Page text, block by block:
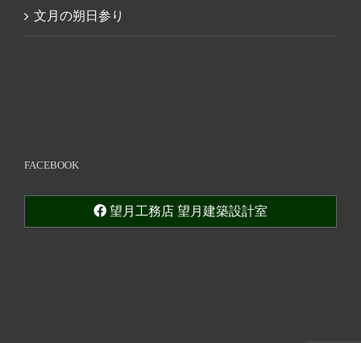
文月の朔日参り
FACEBOOK
望月工務店 望月建築設計室